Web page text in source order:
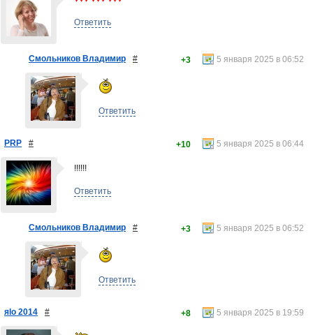
Ответить
Смольников Владимир # 5 января 2025 в 06:52
+3
Ответить
PRP # 5 января 2025 в 06:44
+10
!!!!!!
Ответить
Смольников Владимир # 5 января 2025 в 06:52
+3
Ответить
яlo 2014 # 5 января 2025 в 19:59
+8